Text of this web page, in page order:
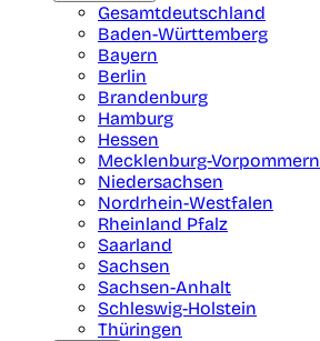
Gesamtdeutschland
Baden-Württemberg
Bayern
Berlin
Brandenburg
Hamburg
Hessen
Mecklenburg-Vorpommern
Niedersachsen
Nordrhein-Westfalen
Rheinland Pfalz
Saarland
Sachsen
Sachsen-Anhalt
Schleswig-Holstein
Thüringen